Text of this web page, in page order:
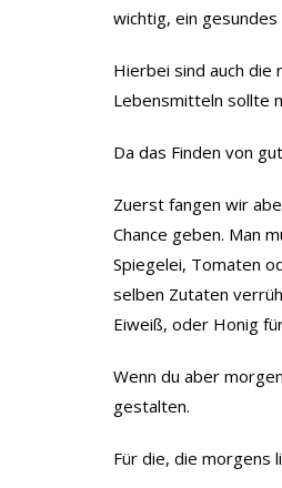
wichtig, ein
Hierbei sind auch
Lebensmitteln sollte
Da das Finden von
Zuerst fangen wir
Chance geben. Man
Spiegelei, Tomaten
selben Zutaten
Eiweiß, oder Honig
Wenn du aber
gestalten.
Für die, die morgens